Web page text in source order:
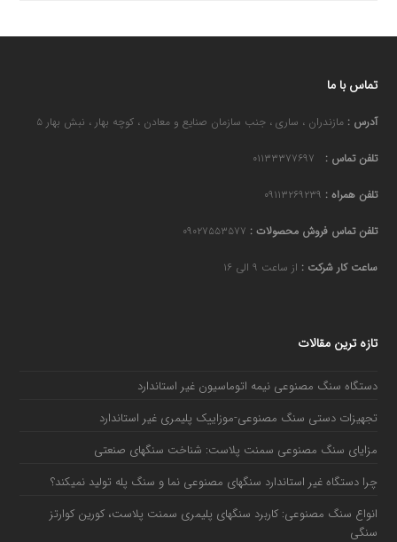
تماس با ما
آدرس : مازندران ، ساری ، جنب سازمان صنایع و معادن ، کوچه بهار ، نبش بهار ۵
تلفن تماس :
تلفن همراه :
تلفن تماس فروش محصولات :
ساعت کار شرکت : از ساعت ۹ الی ۱۶
تازه ترین مقالات
دستگاه سنگ مصنوعی نیمه اتوماسیون غیر استاندارد
تجهیزات دستی سنگ مصنوعی-موزاییک پلیمری غیر استاندارد
مزایای سنگ مصنوعی سمنت پلاست: شناخت سنگهای صنعتی
چرا دستگاه غیر استاندارد سنگهای مصنوعی نما و سنگ پله تولید نمیکند؟
انواع سنگ مصنوعی: کاربرد سنگهای پلیمری سمنت پلاست، کورین کوارتز
سنگی